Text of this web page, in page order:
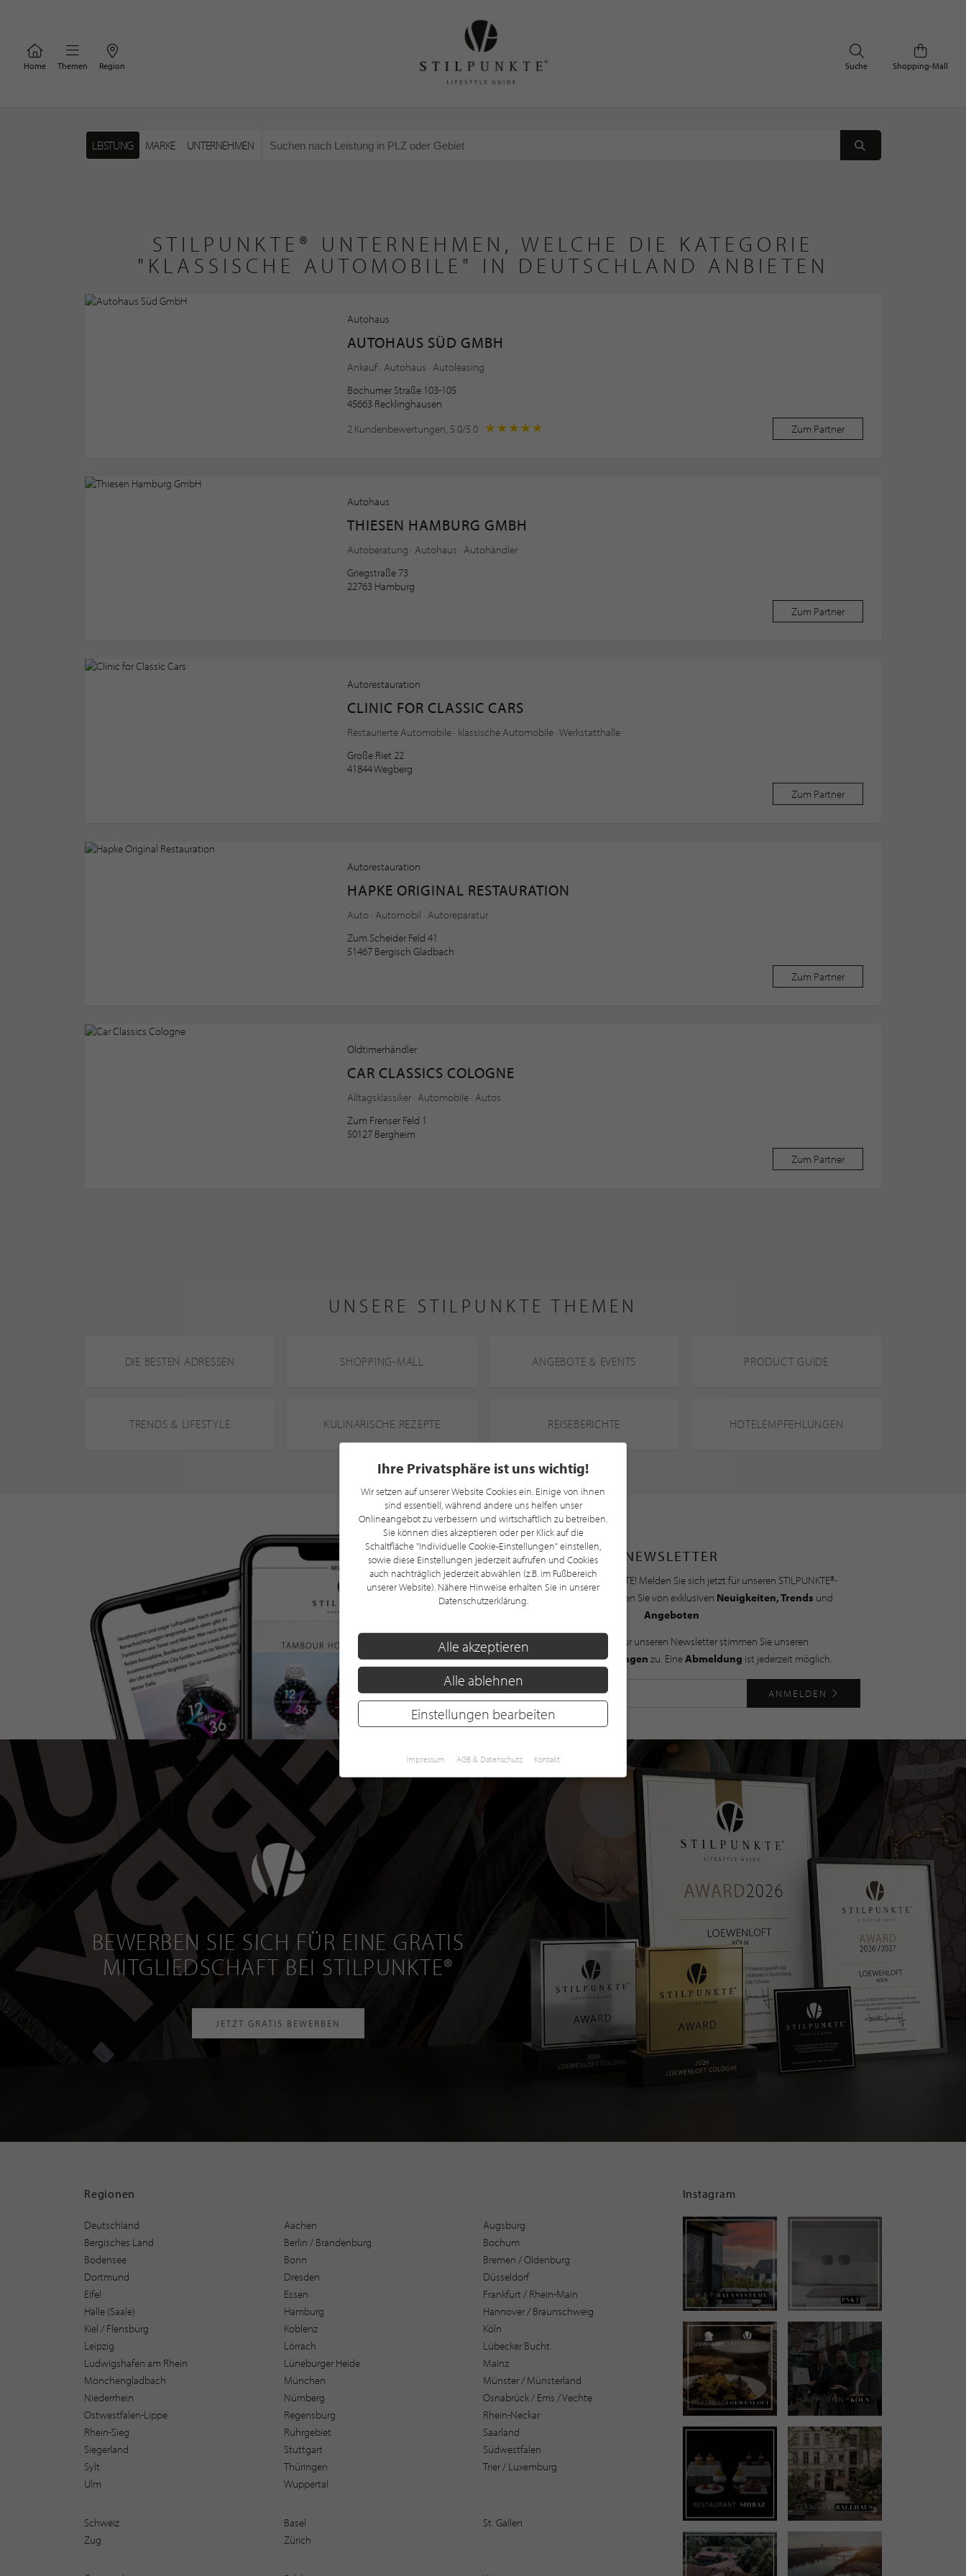
Home Themen Region Shopping-Mall
Suche
LEISTUNG MARKE UNTERNEHMEN
STILPUNKTE® UNTERNEHMEN, WELCHE DIE KATEGORIE
"KLASSISCHE AUTOMOBILE" IN DEUTSCHLAND ANBIETEN
Autohaus
AUTOHAUS SÜD GMBH
Ankauf · Autohaus · Autoleasing
Bochumer Straße 103-105
45663 Recklinghausen
2 Kundenbewertungen, 5.0/5.0
Zum Partner
Autohaus
THIESEN HAMBURG GMBH
Autoberatung · Autohaus · Autohändler
Griegstraße 73
22763 Hamburg
Zum Partner
Autorestauration
CLINIC FOR CLASSIC CARS
Restaurierte Automobile · klassische Automobile · Werkstatthalle
Große Riet 22
41844 Wegberg
Zum Partner
Autorestauration
HAPKE ORIGINAL RESTAURATION
Auto · Automobil · Autoreparatur
Zum Scheider Feld 41
51467 Bergisch Gladbach
Zum Partner
Oldtimerhändler
CAR CLASSICS COLOGNE
Alltagsklassiker · Automobile · Autos
Zum Frenser Feld 1
50127 Bergheim
Zum Partner
UNSERE STILPUNKTE THEMEN
DIE BESTEN ADRESSEN SHOPPING-MALL ANGEBOTE & EVENTS PRODUCT GUIDE
TRENDS & LIFESTYLE KULINARISCHE REZEPTE REISEBERICHTE HOTELEMPFEHLUNGEN
NEWSLETTER
Bleiben Sie immer UP TO DATE! Melden Sie sich jetzt für unseren STILPUNKTE®-
Newsletter an und profitieren Sie von exklusiven Neuigkeiten, Trends und
Angeboten
Mit der Anmeldung für unseren Newsletter stimmen Sie unseren
Datenschutzbestimmungen zu. EineAbmeldung ist jederzeit möglich.
ANMELDEN
BEWERBEN SIE SICH FÜR EINE GRATIS
MITGLIEDSCHAFT BEI STILPUNKTE®
JETZT GRATIS BEWERBEN
Regionen
Deutschland Aachen
Augsburg
Bergisches Land
Berlin / Brandenburg
Bochum
Bodensee
Bonn
Bremen / Oldenburg
Dortmund
Dresden
Düsseldorf
Eifel
Essen
Frankfurt / Rhein-Main
Halle (Saale)
Hamburg
Hannover / Braunschweig
Kiel / Flensburg
Koblenz
Köln
Leipzig
Lörrach
Lübecker Bucht
Ludwigshafen am Rhein
Lüneburger Heide
Mainz
Mönchengladbach
München
Münster / Münsterland
Niederrhein
Nürnberg
Osnabrück / Ems / Vechte
Ostwestfalen-Lippe
Regensburg
Rhein-Neckar
Rhein-Sieg
Ruhrgebiet
Saarland
Siegerland
Stuttgart
Südwestfalen
Sylt
Thüringen
Trier / Luxemburg
Ulm
Wuppertal
Schweiz Basel
St. Gallen
Zug
Zürich
Instagram
Ihre Privatsphäre ist uns wichtig!
Wir setzen auf unserer Website Cookies ein. Einige von ihnen
sind essentiell, während andere uns helfen unser
Onlineangebot zu verbessern und wirtschaftlich zu betreiben.
Sie können dies akzeptieren oder per Klick auf die
Schaltfläche "Individuelle Cookie-Einstellungen" einstellen,
sowie diese Einstellungen jederzeit aufrufen und Cookies
auch nachträglich jederzeit abwählen (z.B. im Fußbereich
unserer Website). Nähere Hinweise erhalten Sie in unserer
Datenschutzerklärung.
Alle akzeptieren
Alle ablehnen
Einstellungen bearbeiten
Impressum AGB & Datenschutz Kontakt